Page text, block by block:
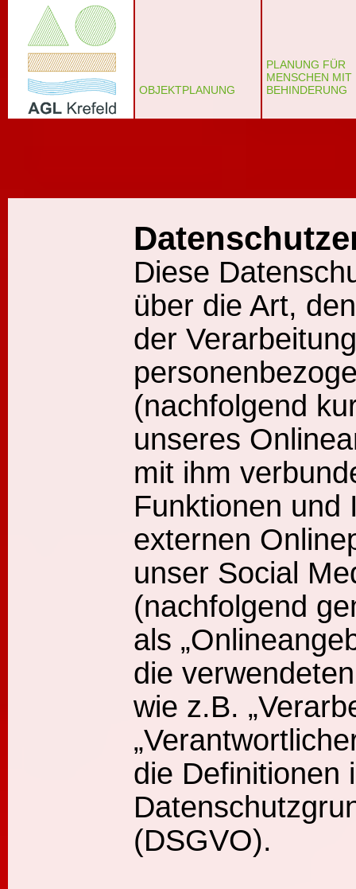
OBJEKTPLANUNG
PLANUNG FÜR
MENSCHEN MIT
BEHINDERUNG
Diese
über die Art,
der
(nachfolgend
unseres
mit ihm
Funktionen und
externen
unser Social
(nachfolgend
als
die
wie z.B.
die Definitionen
(DSGVO).